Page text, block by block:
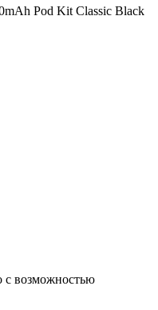
Pod Kit Classic Black
с возможностью